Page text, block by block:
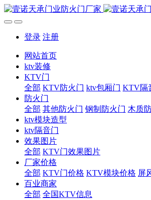
登录 注册
网站首页
ktv装修
KTV门
全部 KTV防火门 ktv包厢门 KTV隔
防火门
全部 其他防火门 钢制防火门 木质
ktv模块造型
ktv隔音门
效果图片
全部 KTV门效果图片
厂家价格
全部 KTV门价格 KTV模块价格 屏
百业商家
全部 全国KTV信息